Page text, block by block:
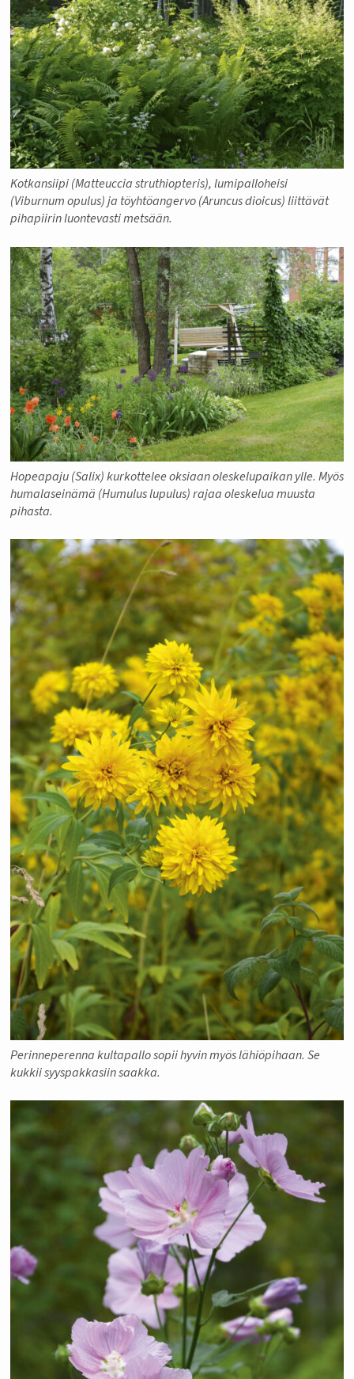
Kotkansiipi (Matteuccia struthiopteris), lumipalloheisi
(Viburnum opulus) ja töyhtöangervo (Aruncus dioicus) liittävät
pihapiirin luontevasti metsään.
Hopeapaju (Salix) kurkottelee oksiaan oleskelupaikan ylle. Myös
humalaseinämä (Humulus lupulus) rajaa oleskelua muusta
pihasta.
Perinneperenna kultapallo sopii hyvin myös lähiöpihaan. Se
kukkii syyspakkasiin saakka.